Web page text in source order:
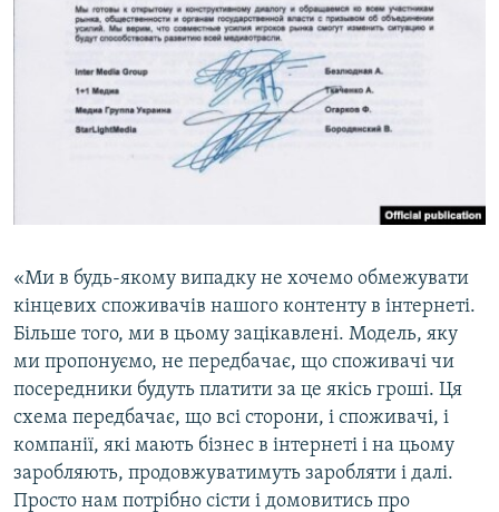
«Ми в будь-якому випадку не хочемо обмежувати
кінцевих споживачів нашого контенту в інтернеті.
Більше того, ми в цьому зацікавлені. Модель, яку
ми пропонуємо, не передбачає, що споживачі чи
посередники будуть платити за це якісь гроші. Ця
схема передбачає, що всі сторони, і споживачі, і
компанії, які мають бізнес в інтернеті і на цьому
заробляють, продовжуватимуть заробляти і далі.
Просто нам потрібно сісти і домовитись про